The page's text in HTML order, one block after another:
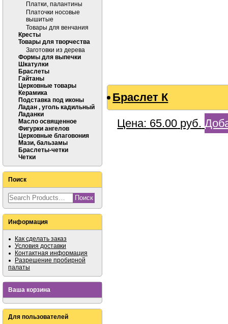
Платки, палантины
Платочки носовые
вышитые
Товары для венчания
Кресты
Товары для творчества
Заготовки из дерева
Формы для выпечки
Шкатулки
Браслеты
Гайтаны
Церковные товары
Керамика
Подставка под иконы
Ладан , уголь кадильный
Ладанки
Масло освященное
Фигурки ангелов
Церковные благовония
Мази, бальзамы
Браслеты-четки
Четки
Поиск
Информация
Как сделать заказ
Условия доставки
Контактная информация
Разрешение пробирной
палаты
Ваша корзина
Для пользователей
Браслет К
Цена: 65.00 руб.